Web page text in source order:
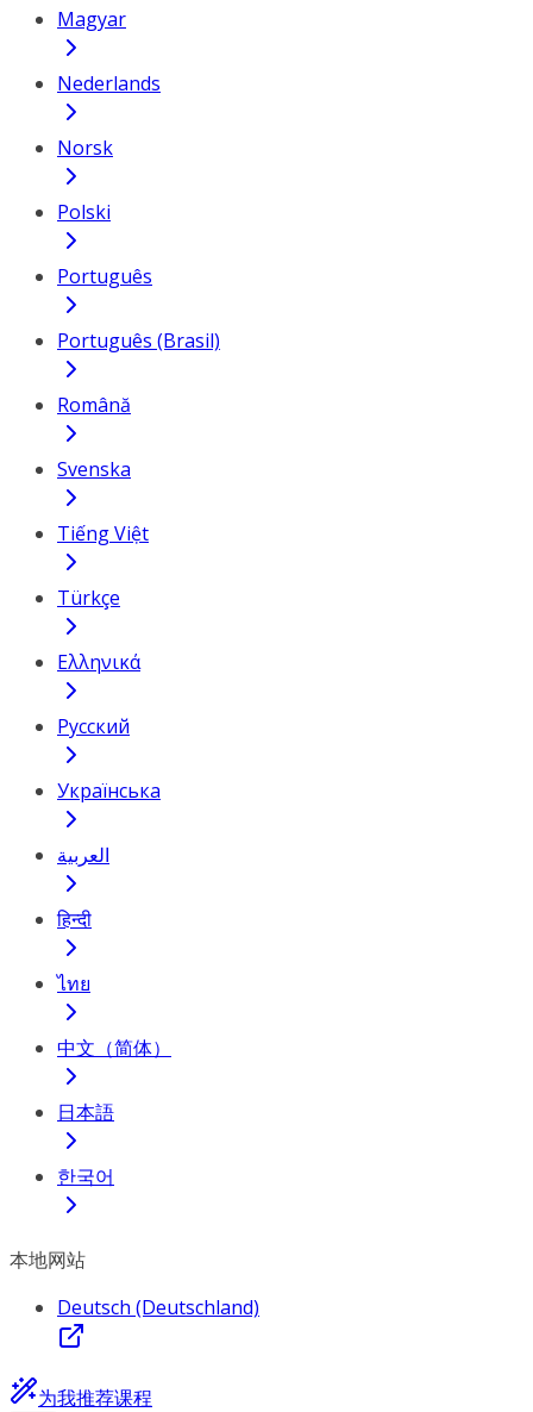
Magyar
Nederlands
Norsk
Polski
Português
Português (Brasil)
Română
Svenska
Tiếng Việt
Türkçe
Ελληνικά
Русский
Українська
العربية
हिन्दी
ไทย
中文（简体）
日本語
한국어
本地网站
Deutsch (Deutschland)
为我推荐课程